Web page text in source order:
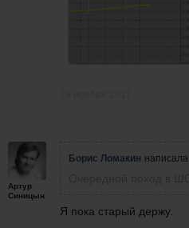
Артур
Синицын
Борис Ломакин написала
Я пока старый держу.